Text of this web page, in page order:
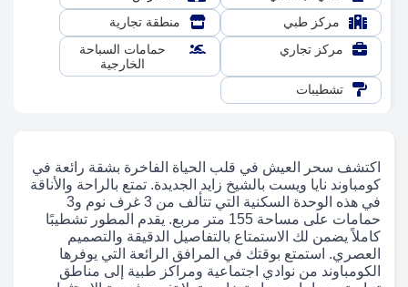
مركز طبي
منطقة تجارية
مركز تجاري
حمامات السباحة
الخارجية
تشطيبات
اكتشف سحر العيش في قلب الحياة الفاخرة بشقة رائعة في
كومباوند نايا ويست بالشيخ زايد الجديدة. تمتع بالراحة والأناقة
في هذه الوحدة السكنية التي تتألف من 3 غرف نوم و3
حمامات على مساحة 155 متر مربع. يقدم المطور تشطيبًا
كاملاً يضمن لك الاستمتاع بالتفاصيل الدقيقة والتصميم
العصري. استمتع بوقتك في المرافق الرائعة التي يوفرها
الكومباوند من نوادي اجتماعية ومراكز طبية إلى مناطق